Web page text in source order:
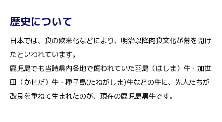
歴史について
日本では、食の欧米化などにより、明治以降肉食文化が幕を開け
たといわれています。
鹿児島でも当時県内各地で飼われていた羽島（はしま）牛・加世
田（かせだ）牛・種子島(たねがしま)牛などの牛に、先人たちが
改良を重ねて生まれたのが、現在の鹿児島黒牛です。